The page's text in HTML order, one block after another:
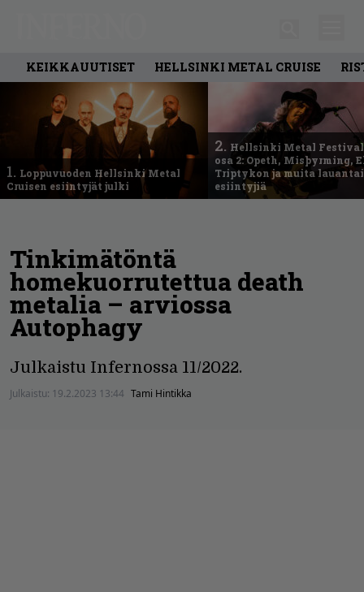
KEIKKAUUTISET HELLSINKI METAL CRUISE
1. Loppuvuoden Hellsinki Metal
Cruisen esiintyjät julki
2. Hellsinki Metal
osa 2: Opeth, Misþyrming,
Triptykon ja muita
esiintyjiä
Tinkimätöntä
homekuorrutettua death
metalia – arviossa
Autophagy
Julkaistu Infernossa 11/2022.
Julkaistu: 19.2.2023 13:44 Tami Hintikka